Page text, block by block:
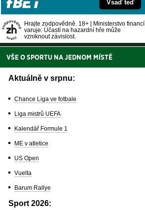
Vsaď teď
Hrajte zodpovědně. 18+ | Ministerstvo financí
varuje: Účastí na hazardní hře může
vzniknout závislost.
VŠE O SPORTU NA JEDNOM MÍSTĚ
Aktuálně v srpnu:
Chance Liga ve fotbale
Liga mistrů UEFA
Kalendář Formule 1
ME v atletice
US Open
Vuelta
Barum Rallye
Sport 2026: